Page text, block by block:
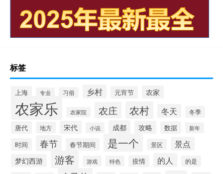
标签
上海 专业 习俗 乡村 元宵节 农家
农家乐 农家院 农庄 农村 冬天 冬季
唐代 地方 宋代 小说 成都 攻略 数据 新年
时间 春节 春节期间 是一个 景区 景点
梦幻西游 游客 游戏 特色 疫情 的人 的是